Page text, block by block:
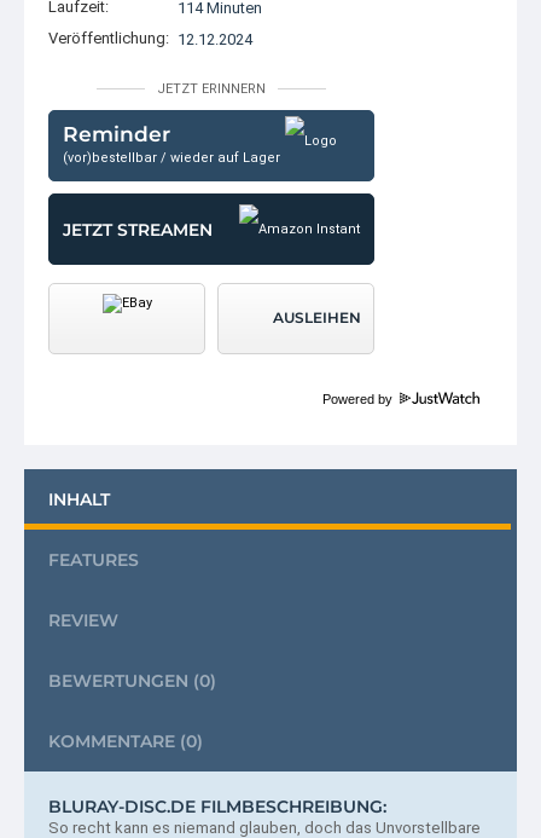
Laufzeit:
114 Minuten
Veröffentlichung: 12.12.2024
JETZT ERINNERN
Reminder
(vor)bestellbar / wieder auf Lager
JETZT STREAMEN
AUSLEIHEN
Powered by
INHALT
FEATURES
REVIEW
BEWERTUNGEN (0)
KOMMENTARE (0)
BLURAY-DISC.DE FILMBESCHREIBUNG:
So recht kann es niemand glauben, doch das Unvorstellbare